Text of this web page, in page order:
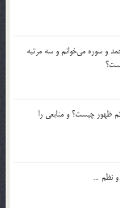
و سوره مي‌خوانم و سه مرتبه
ظهور چيست؟ و منابعي را
و نظم …